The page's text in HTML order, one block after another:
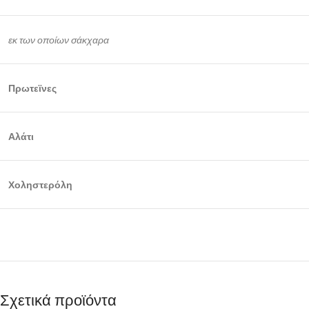
εκ των οποίων σάκχαρα
Πρωτεϊνες
Αλάτι
Χοληστερόλη
Σχετικά προϊόντα